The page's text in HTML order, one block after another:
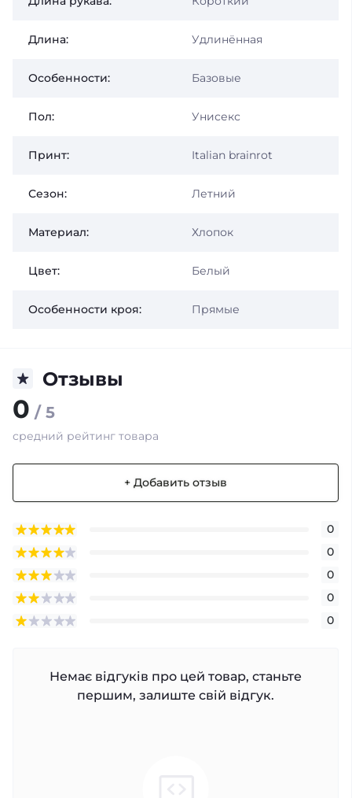
Длина: Удлинённая
Особенности: Базовые
Пол: Унисекс
Принт: Italian brainrot
Сезон: Летний
Материал: Хлопок
Цвет: Белый
Особенности кроя: Прямые
Отзывы
0 / 5
средний рейтинг товара
+ Добавить отзыв
0
0
0
0
0
Немає відгуків про цей товар, станьте
першим, залиште свій відгук.